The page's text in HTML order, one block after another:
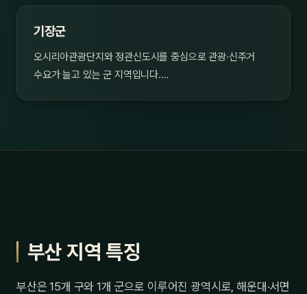
기장군
오시리아관광단지와 정관신도시를 중심으로 관광·신주거
수요가 늘고 있는 군 지역입니다.…
부산 지역 특징
부산은 15개 구와 1개 군으로 이루어진 광역시로, 해운대·서면